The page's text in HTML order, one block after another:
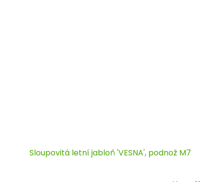
Sloupovitá letní jabloň 'VESNA', podnož M7